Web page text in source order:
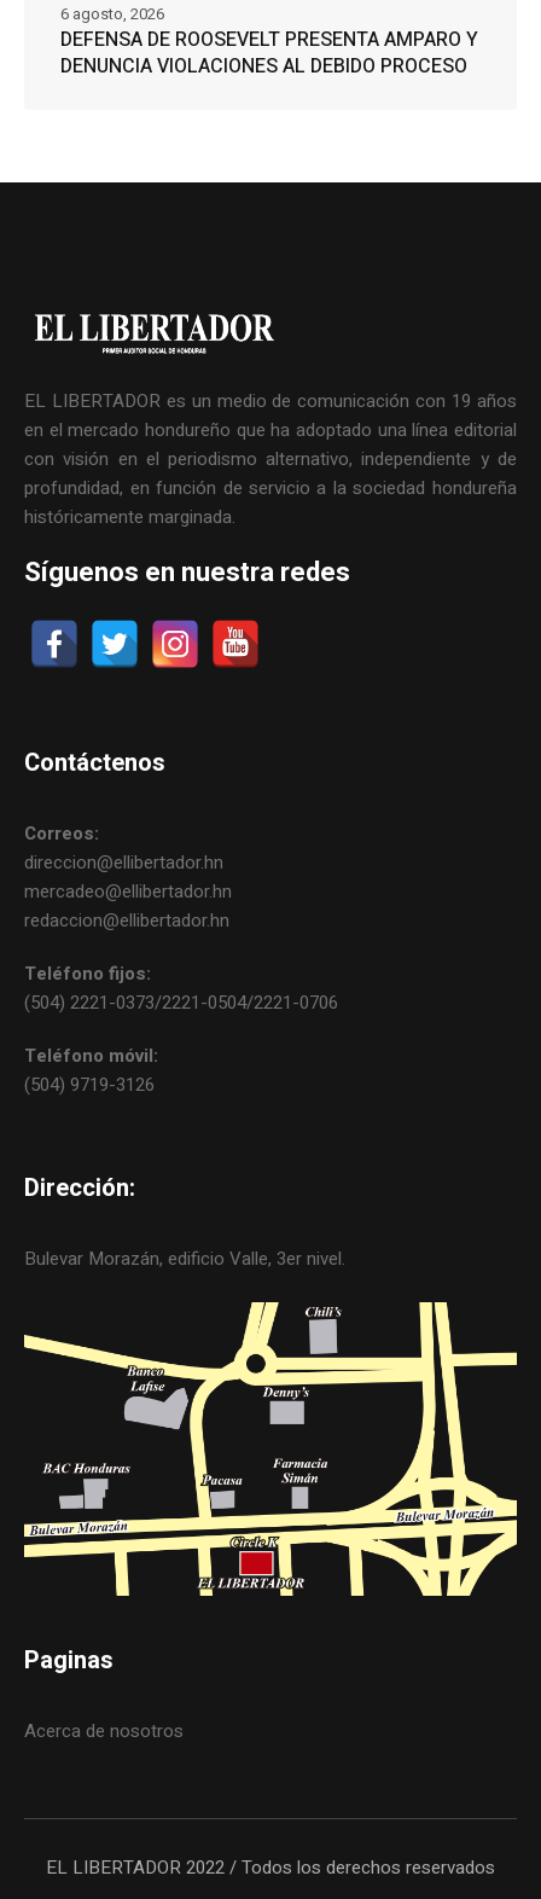
DEFENSA DE ROOSEVELT PRESENTA AMPARO Y
DENUNCIA VIOLACIONES AL DEBIDO PROCESO
6 agosto, 2026
EL LIBERTADOR es un medio de comunicación con 19 años
en el mercado hondureño que ha adoptado una línea editorial
con visión en el periodismo alternativo, independiente y de
profundidad, en función de servicio a la sociedad hondureña
históricamente marginada.
Síguenos en nuestra redes
Contáctenos
Correos:
direccion@ellibertador.hn
mercadeo@ellibertador.hn
redaccion@ellibertador.hn
Teléfono fijos:
(504) 2221-0373/2221-0504/2221-0706
Teléfono móvil:
(504) 9719-3126
Dirección:
Bulevar Morazán, edificio Valle, 3er nivel.
Paginas
Acerca de nosotros
EL LIBERTADOR 2022 / Todos los derechos reservados